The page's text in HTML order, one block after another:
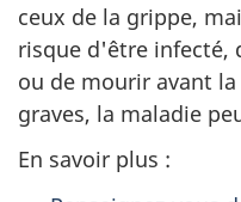
ceux de la grippe,
risque d'être infecté,
ou de mourir avant la
graves, la maladie
En savoir plus :